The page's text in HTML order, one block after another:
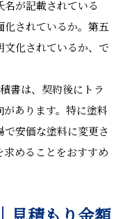
名が記載されている
化されているか。第五
文化されているか、で
書は、契約後にトラ
あります。特に塗料
安価な塗料に変更さ
めることをおすすめ